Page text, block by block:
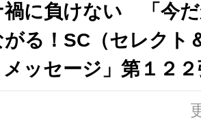
禍に負けない 「今
がる！SC（セレクト
メッセージ」第１２